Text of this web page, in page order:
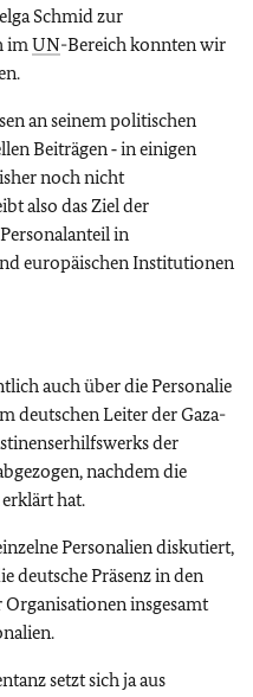
Schmid zur
imUN-Bereich konnten wir
an seinem politischen
Beiträgen ‑ in einigen
noch nicht
also das Ziel der
in
europäischen Institutionen
auch über die Personalie
deutschen Leiter der Gaza-
der
nachdem die
hat.
Personalien diskutiert,
deutsche Präsenz in den
insgesamt
setzt sich ja aus